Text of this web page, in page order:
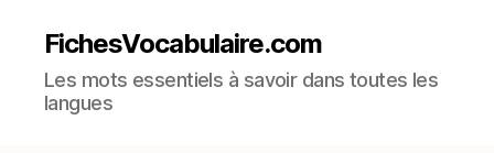
FichesVocabulaire.com
Les mots essentiels à savoir dans toutes les
langues